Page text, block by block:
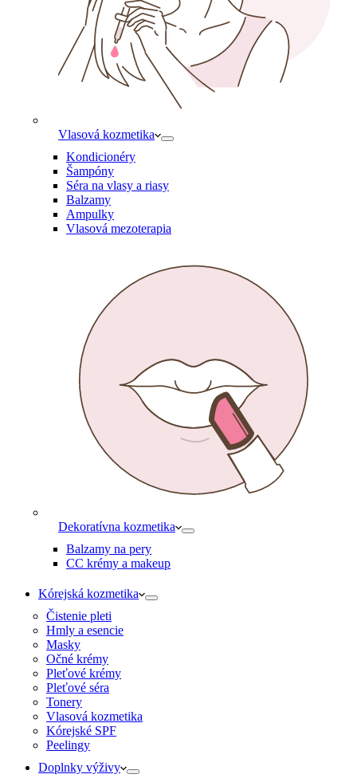
Vlasová kozmetika
Kondicionéry
Šampóny
Séra na vlasy a riasy
Balzamy
Ampulky
Vlasová mezoterapia
Dekoratívna kozmetika
Balzamy na pery
CC krémy a makeup
Kórejská kozmetika
Čistenie pleti
Hmly a esencie
Masky
Očné krémy
Pleťové krémy
Pleťové séra
Tonery
Vlasová kozmetika
Kórejské SPF
Peelingy
Doplnky výživy